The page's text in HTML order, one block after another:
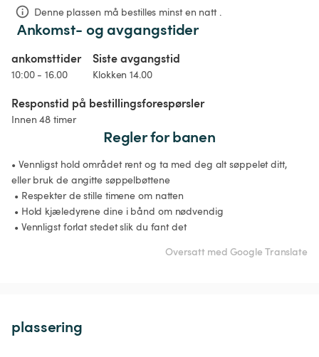
Denne plassen må bestilles minst en natt .
Ankomst- og avgangstider
ankomsttider
10:00 - 16.00
Siste avgangstid
Klokken 14.00
Responstid på bestillingsforespørsler
Innen 48 timer
Regler for banen
• Vennligst hold området rent og ta med deg alt søppelet ditt,
eller bruk de angitte søppelbøttene
• Vennligst forlat stedet slik du fant det
Oversatt med Google Translate
plassering